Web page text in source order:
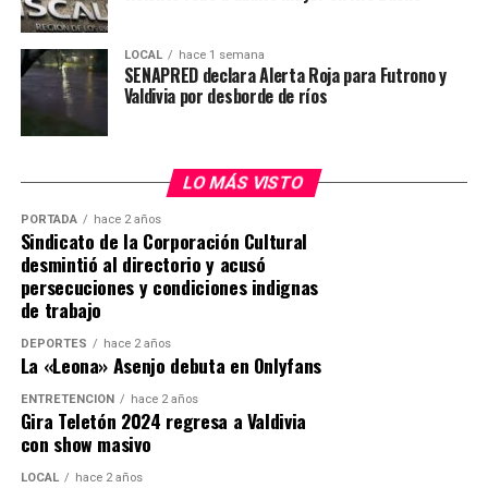
funcionarios afectados y sus familias, mientras avanzan
las investigaciones para esclarecer el ataque ocurrido
durante el procedimiento policial.
Post Views:
Operativo terminó con detención de
imputado
El procedimiento policial se desarrolló cerca de las
12:30 horas en una vivienda ubicada en la comunidad
Antillanca, sector Las Minas, donde personal del GOPE
buscaba detener a Carlos Esteban Cancino Tapia, quien
mantenía una orden de detención vigente por el delito
de homicidio de carabinero en servicio.
De acuerdo con los antecedentes preliminares, al
momento del ingreso policial el imputado habría
utilizado un revólver para disparar contra los
funcionarios, generándose un intercambio de disparos
en el lugar.
Cancino Tapia resultó herido durante el enfrentamiento
LOCAL hace 1 semana
SENAPRED declara Alerta Roja para Futrono y
Valdivia por desborde de ríos
LO MÁS VISTO
PORTADA hace 2 años
Sindicato de la Corporación Cultural
desmintió al directorio y acusó
persecuciones y condiciones indignas
de trabajo
DEPORTES hace 2 años
La «Leona» Asenjo debuta en Onlyfans
ENTRETENCIÓN hace 2 años
Gira Teletón 2024 regresa a Valdivia
con show masivo
LOCAL hace 2 años